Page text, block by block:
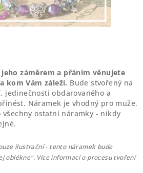
záměrem a přáním věnujete
kom Vám záleží. Bude stvořený na
jedinečnosti obdarovaného a
Náramek je vhodný pro muže,
ostatní náramky - nikdy
ilustrační - tento náramek bude
oblékne". Více informací o procesu tvoření